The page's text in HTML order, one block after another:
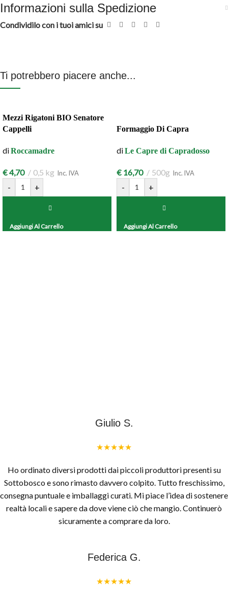
Informazioni sulla Spedizione
Condividilo con i tuoi amici su
Ti potrebbero piacere anche...
Mezzi Rigatoni BIO Senatore
Cappelli
diRoccamadre
€4,70 0,5 kg Inc. IVA
- +
Aggiungi Al Carrello
Formaggio Di Capra
diLe Capre di Capradosso
€ 16,70 500g Inc. IVA
- +
Aggiungi Al Carrello
Giulio S.
★★★★★
Ho ordinato diversi prodotti dai piccoli produttori presenti su
Sottobosco e sono rimasto davvero colpito. Tutto freschissimo,
consegna puntuale e imballaggi curati. Mi piace l’idea di sostenere
realtà locali e sapere da dove viene ciò che mangio. Continuerò
sicuramente a comprare da loro.
Federica G.
★★★★★